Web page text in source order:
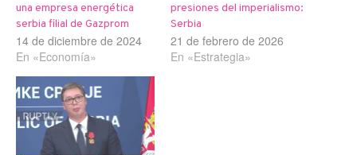
una empresa energética
serbia filial de Gazprom
14 de diciembre de 2024
En «Economía»
presiones del imperialismo:
Serbia
21 de febrero de 2026
En «Estrategia»